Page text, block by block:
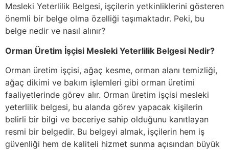
Mesleki Yeterlilik Belgesi, işçilerin yetkinliklerini gösteren
önemli bir belge olma özelliği taşımaktadır. Peki, bu
belge nedir ve nasıl alınır?
Orman Üretim İşçisi Mesleki Yeterlilik Belgesi Nedir?
Orman üretim işçisi, ağaç kesme, orman alanı temizliği,
ağaç dikimi ve bakım işlemleri gibi orman üretimi
faaliyetlerinde görev alır. Orman üretim işçisi mesleki
yeterlilik belgesi, bu alanda görev yapacak kişilerin
belirli bir bilgi ve beceriye sahip olduğunu kanıtlayan
resmi bir belgedir. Bu belgeyi almak, işçilerin hem iş
güvenliği hem de kaliteli hizmet sunma açısından büyük